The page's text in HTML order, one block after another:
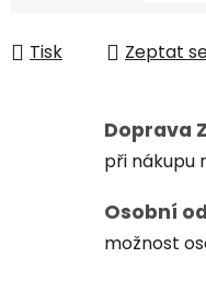
Tisk Zeptat
Doprava
při nákupu
Osobní
možnost